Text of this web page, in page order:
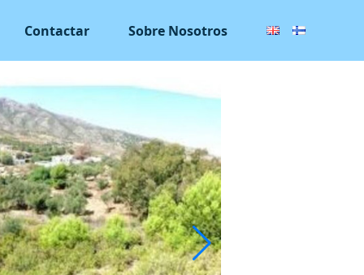
Contactar Sobre Nosotros